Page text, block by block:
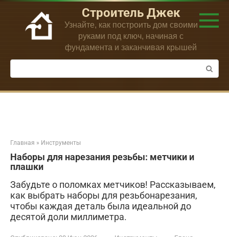
Перейти
контенту
Строитель Джек
Узнайте, как построить дом своими
руками под ключ, начиная с
фундамента и заканчивая крышей
Поиск:
Главная » Инструменты
Наборы для нарезания резьбы: метчики и
плашки
Забудьте о поломках метчиков! Рассказываем,
как выбрать наборы для резьбонарезания,
чтобы каждая деталь была идеальной до
десятой доли миллиметра.